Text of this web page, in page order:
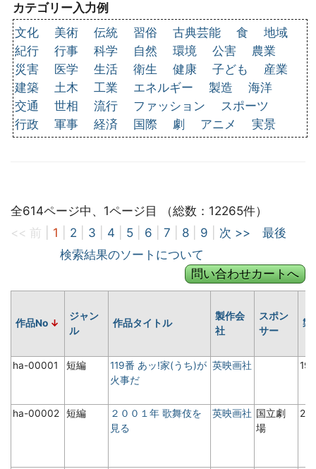
カテゴリー入力例
文化
美術 伝統 習俗 古典芸能 食
地域
紀行
行事 科学 自然 環境 公害
農業
災害
医学 生活 衛生 健康 子ども
産業
建築
土木 工業 エネルギー 製造
海洋
交通
世相 流行 ファッション
スポーツ
行政
軍事 経済 国際 劇 アニメ 実景
全614ページ中、1ページ目 （総数：12265件）
<< 前
1 2 3 4 5 6 7 8 9 次 >>
最後
検索結果のソートについて
作品No
ジャン
ル
作品タイトル
製作会
社
スポン
サー
製
ha-00001 短編
119番 あッ!家(うち)が
火事だ
英映画社
ha-00002 短編
２００１年 歌舞伎を
見る
英映画社 国立劇
場